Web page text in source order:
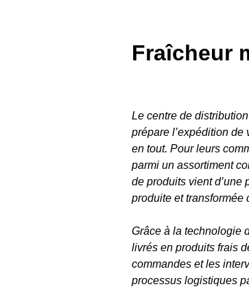
Fraîcheur
Le centre de distribution
prépare l’expédition
en tout. Pour leurs
parmi un assortiment
de produits vient d’une
produite et transformée
Grâce à la technologie
livrés en produits frais
commandes et les
processus logistiques